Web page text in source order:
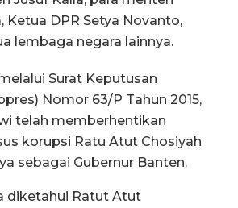
Ketua DPR Setya Novanto,
lembaga negara lainnya.
Surat Keputusan
Nomor 63/P Tahun 2015,
telah memberhentikan
korupsi Ratu Atut Chosiyah
sebagai Gubernur Banten.
diketahui Ratut Atut